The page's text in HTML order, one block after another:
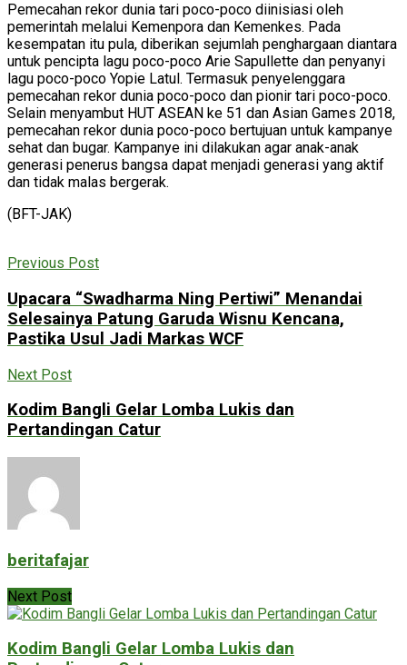
Pemecahan rekor dunia tari poco-poco diinisiasi oleh
pemerintah melalui Kemenpora dan Kemenkes. Pada
kesempatan itu pula, diberikan sejumlah penghargaan diantara
untuk pencipta lagu poco-poco Arie Sapullette dan penyanyi
lagu poco-poco Yopie Latul. Termasuk penyelenggara
pemecahan rekor dunia poco-poco dan pionir tari poco-poco.
Selain menyambut HUT ASEAN ke 51 dan Asian Games 2018,
pemecahan rekor dunia poco-poco bertujuan untuk kampanye
sehat dan bugar. Kampanye ini dilakukan agar anak-anak
generasi penerus bangsa dapat menjadi generasi yang aktif
dan tidak malas bergerak.
(BFT-JAK)
Previous Post
Upacara “Swadharma Ning Pertiwi” Menandai
Selesainya Patung Garuda Wisnu Kencana,
Pastika Usul Jadi Markas WCF
Next Post
Kodim Bangli Gelar Lomba Lukis dan
Pertandingan Catur
beritafajar
Next Post
Kodim Bangli Gelar Lomba Lukis dan